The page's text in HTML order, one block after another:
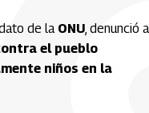
de la ONU, denunció a
el pueblo
niños en la